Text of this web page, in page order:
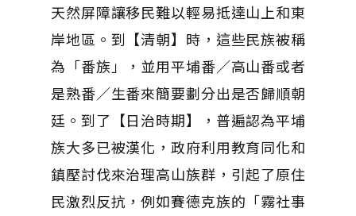
天然屏障讓移民難以輕易抵達山上和東
岸地區。到【清朝】時，這些民族被稱
為「番族」，並用平埔番／高山番或者
是熟番／生番來簡要劃分出是否歸順朝
廷。到了【日治時期】，普遍認為平埔
族大多已被漢化，政府利用教育同化和
鎮壓討伐來治理高山族群，引起了原住
民激烈反抗，例如賽德克族的「霧社事